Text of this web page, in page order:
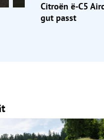
Citroën ë-C5
gut passt